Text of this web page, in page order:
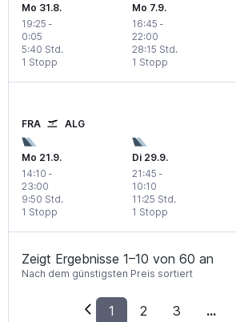
Mo 31.8.
19:25 -
0:05
1 Stopp
5:40 Std.
Mo 7.9.
16:45 -
22:00
1 Stopp
28:15 Std.
FRA ALG
Mo 21.9.
14:10 -
23:00
1 Stopp
9:50 Std.
Di 29.9.
21:45 -
10:10
1 Stopp
11:25 Std.
Zeigt Ergebnisse 1–10 von 60 an
Nach dem günstigsten Preis sortiert
1 2 3 ...